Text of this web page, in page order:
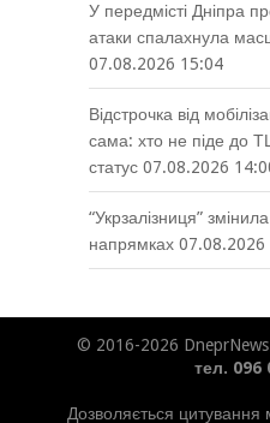
У передмісті Дніпра
атаки спалахнула
07.08.2026 15:04
Відстрочка від
сама: хто не піде до
статус 07.08.2026
“Укрзалізниця”
напрямках 07.08.2026
© 2016-2026 DneprNews
тел. 096
Дозволяється цитування